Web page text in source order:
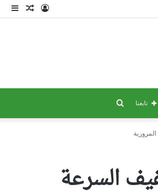
مقالتسجيل
بحث تابعنا
السرعة